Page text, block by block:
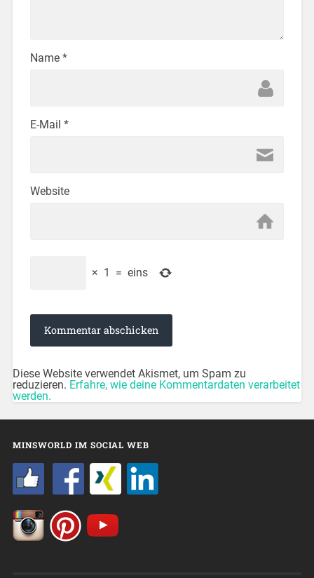
Name *
E-Mail *
Website
× 1 = eins
Diese Website verwendet Akismet, um Spam zu
reduzieren. Erfahre, wie deine Kommentardaten verarbeitet
werden.
MINSWORLD IM SOCIAL WEB